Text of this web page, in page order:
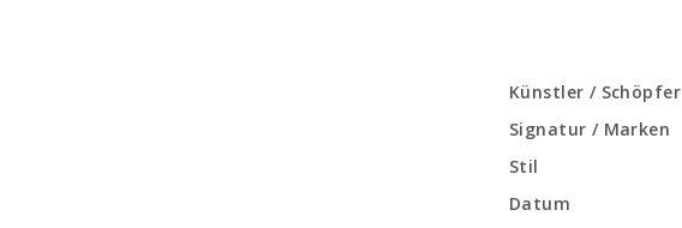
Künstler / Schöpfer
Signatur / Marken
Stil
Datum